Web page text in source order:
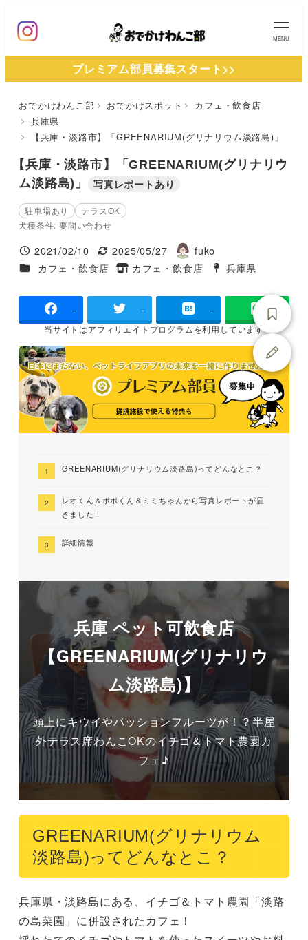
ン
MENU
プレミアム部員募集スタート>>
おでかけわんこ部 おでかけスポット
カフェ・飲食店
兵庫県
【兵庫・淡路市】「GREENARIUM(グリナリウム淡路島)」
【兵庫・淡路市】「GREENARIUM(グリナリウ
ム淡路島)」
写真レポートあり
駐車場あり
テラスOK
犬種条件: 要問い合わせ
投稿日
2021/02/10
更新日
2025/05/27
著
者
fuko
施設ジャンル
カフェ・飲食店
タグ
カフェ・飲食店
タグ
兵庫県
- - -
当サイトはアフィリエイトプログラムを利用しています
GREENARIUM(グリナリウム淡路島)ってどんなとこ？
レオくん＆ポポくん＆ミミちゃんから写真レポートが届
きました！
詳細情報
兵庫 ペット可飲食店
【GREENARIUM(グリナリウ
ム淡路島)】
頭上に​キウイやパッションフルーツが！？半屋
外テラス席わんこOKのイチゴ＆トマト農園カ
フェ♪
GREENARIUM(グリナリウム
淡路島)ってどんなとこ？
兵庫県・淡路島にある、イチゴ＆トマト農園「淡路
の島菜園」に併設されたカフェ！